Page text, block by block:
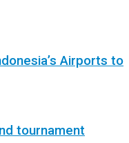
Airports to
tournament